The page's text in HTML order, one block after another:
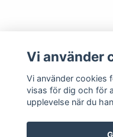
Vi använder
Vi använder cookies
visas för dig och för
upplevelse när du